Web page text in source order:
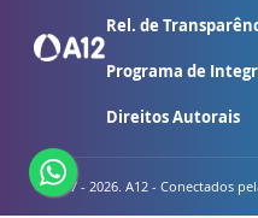
Rel. de
Programa de
Direitos Autorais
© 2007 - 2026. A12 - Conectados